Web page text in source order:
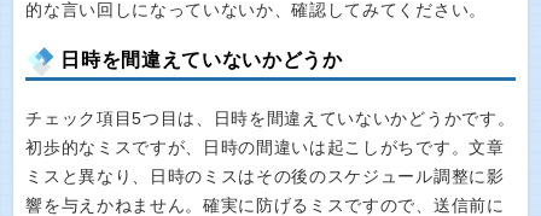
的な言い回しになっていないか、確認してみてください。
日時を間違えていないかどうか
チェック項目5つ目は、日時を間違えていないかどうかです。
初歩的なミスですが、日時の間違いは起こしがちです。文章
ミスと異なり、日時のミスはその後のスケジュール調整に影
響を与えかねません。確実に防げるミスですので、送信前に